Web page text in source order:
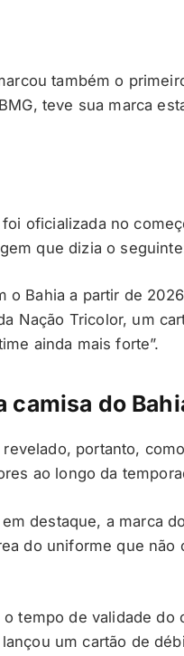
também o
teve sua marca
oficializada no
que dizia o
o Bahia a partir de
Nação Tricolor, um
ainda mais forte”.
camisa do
portanto,
ao longo da
destaque, a marca
do uniforme que não
tempo de validade do
um cartão de